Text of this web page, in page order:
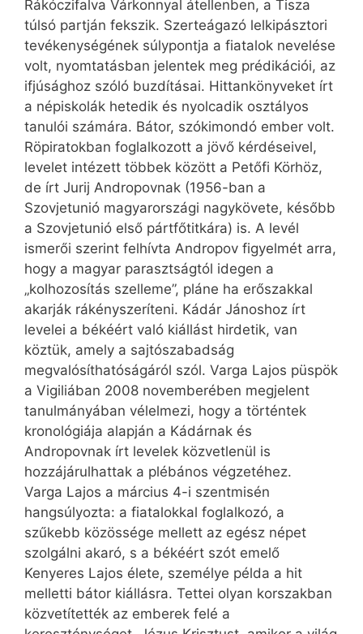
Rákóczifalva Várkonnyal átellenben, a Tisza
túlsó partján fekszik. Szerteágazó lelkipásztori
tevékenységének súlypontja a fiatalok nevelése
volt, nyomtatásban jelentek meg prédikációi, az
ifjúsághoz szóló buzdításai. Hittankönyveket írt
a népiskolák hetedik és nyolcadik osztályos
tanulói számára. Bátor, szókimondó ember volt.
Röpiratokban foglalkozott a jövő kérdéseivel,
levelet intézett többek között a Petőfi Körhöz,
de írt Jurij Andropovnak (1956-ban a
Szovjetunió magyarországi nagykövete, később
a Szovjetunió első pártfőtitkára) is. A levél
ismerői szerint felhívta Andropov figyelmét arra,
hogy a magyar parasztságtól idegen a
„kolhozosítás szelleme”, pláne ha erőszakkal
akarják rákényszeríteni. Kádár Jánoshoz írt
levelei a békéért való kiállást hirdetik, van
köztük, amely a sajtószabadság
megvalósíthatóságáról szól. Varga Lajos püspök
a Vigiliában 2008 novemberében megjelent
tanulmányában vélelmezi, hogy a történtek
kronológiája alapján a Kádárnak és
Andropovnak írt levelek közvetlenül is
hozzájárulhattak a plébános végzetéhez.
Varga Lajos a március 4-i szentmisén
hangsúlyozta: a fiatalokkal foglalkozó, a
szűkebb közössége mellett az egész népet
szolgálni akaró, s a békéért szót emelő
Kenyeres Lajos élete, személye példa a hit
melletti bátor kiállásra. Tettei olyan korszakban
közvetítették az emberek felé a